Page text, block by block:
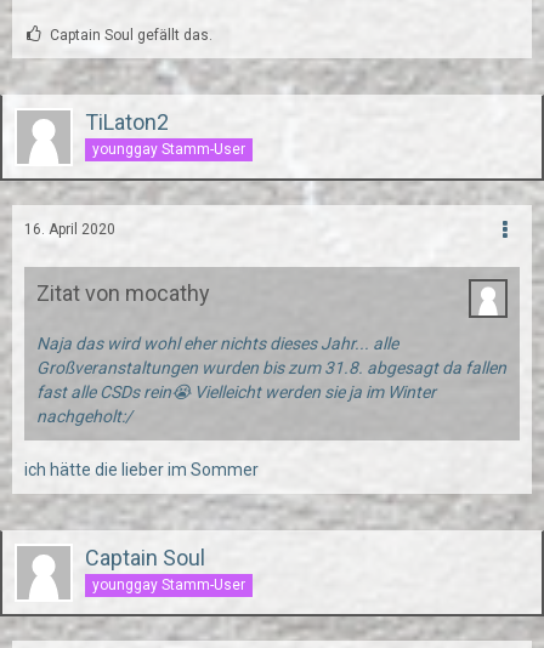
Captain Soul gefällt das.
TiLaton2
younggay Stamm-User
16. April 2020
Zitat von mocathy
Naja das wird wohl eher nichts dieses Jahr... alle
Großveranstaltungen wurden bis zum 31.8. abgesagt da fallen
fast alle CSDs rein😭 Vielleicht werden sie ja im Winter
nachgeholt:/
ich hätte die lieber im Sommer
Captain Soul
younggay Stamm-User